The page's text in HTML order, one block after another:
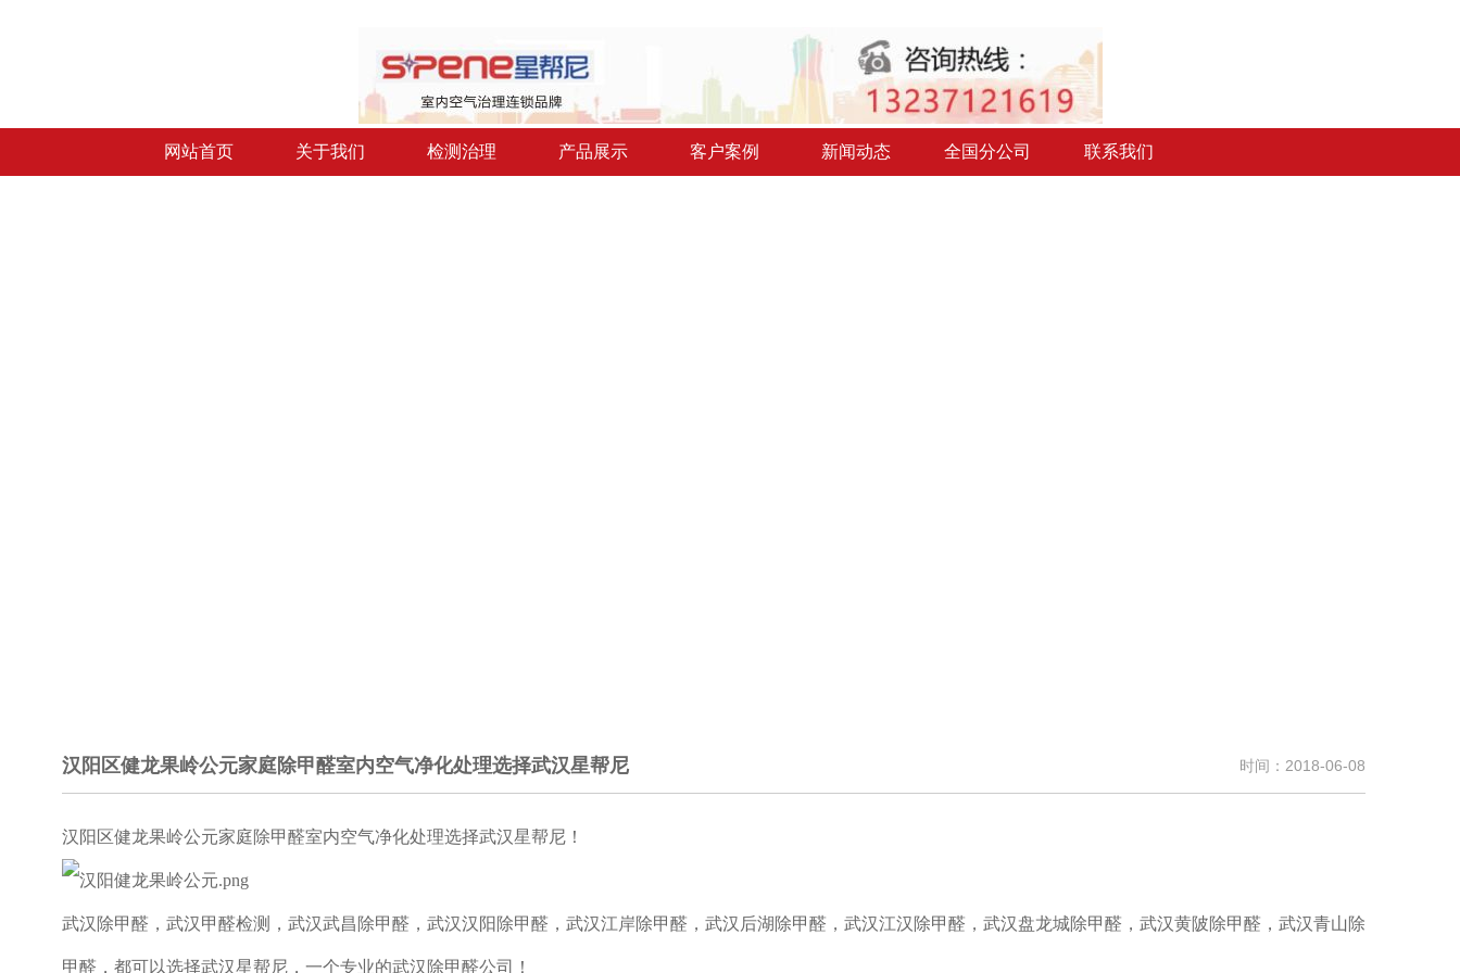
网站首页 关于我们 检测治理 产品展示 客户案例 新闻动态 全国分公司 联系我们
汉阳区健龙果岭公元家庭除甲醛室内空气净化处理选择武汉星帮尼 时间：2018-06-08
汉阳区健龙果岭公元家庭除甲醛室内空气净化处理选择武汉星帮尼！
武汉除甲醛，武汉甲醛检测，武汉武昌除甲醛，武汉汉阳除甲醛，武汉江岸除甲醛，武汉后湖除甲醛，武汉江汉除甲醛，武汉盘龙城除甲醛，武汉黄陂除甲醛，武汉青山除
甲醛，都可以选择武汉星帮尼，一个专业的武汉除甲醛公司！